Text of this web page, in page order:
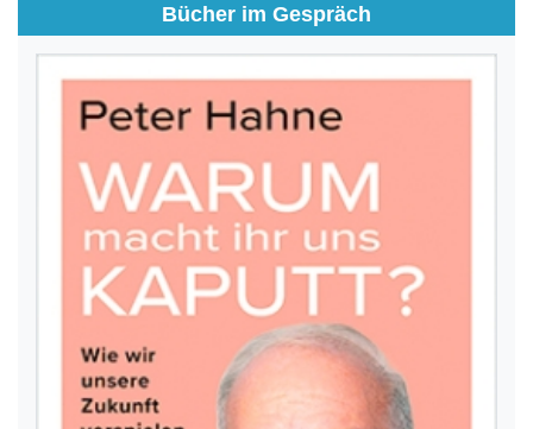
Bücher im Gespräch